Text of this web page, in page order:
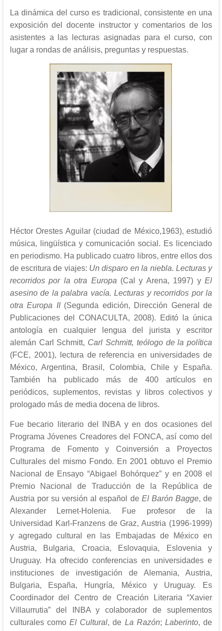
La dinámica del curso es tradicional, consistente en una
exposición del docente instructor y comentarios de los
asistentes a las lecturas asignadas para el curso, con
lugar a rondas de análisis, preguntas y respuestas.
Héctor Orestes Aguilar (ciudad de México,1963), estudió
música, lingüística y comunicación social. Es licenciado
en periodismo. Ha publicado cuatro libros, entre ellos dos
de escritura de viajes: Un disparo en la niebla. Lecturas y
recorridos por la otra Europa (Cal y Arena, 1997) yEl
asesino de la palabra vacía. Lecturas y recorridos por la
otra Europa II(Segunda edición, Dirección General de
Publicaciones del CONACULTA, 2008). Editó la única
antología en cualquier lengua del jurista y escritor
alemán Carl Schmitt, Carl Schmitt, teólogo de la política
(FCE, 2001), lectura de referencia en universidades de
México, Argentina, Brasil, Colombia, Chile y España.
También ha publicado más de 400 artículos en
periódicos, suplementos, revistas y libros colectivos y
prologado más de media docena de libros.
Fue becario literario del INBA y en dos ocasiones del
Programa Jóvenes Creadores del FONCA, así como del
Programa de Fomento y Coinversión a Proyectos
Culturales del mismo Fondo. En 2001 obtuvo el Premio
Nacional de Ensayo “Abigael Bohórquez” y en 2008 el
Premio Nacional de Traducción de la República de
Austria por su versión al español de El Barón Bagge, de
Alexander Lernet-Holenia. Fue profesor de la
Universidad Karl-Franzens de Graz, Austria (1996-1999)
y agregado cultural en las Embajadas de México en
Austria, Bulgaria, Croacia, Eslovaquia, Eslovenia y
Uruguay. Ha ofrecido conferencias en universidades e
instituciones de investigación de Alemania, Austria,
Bulgaria, España, Hungría, México y Uruguay. Es
Coordinador del Centro de Creación Literaria “Xavier
Villaurrutia” del INBA y colaborador de suplementos
culturales comoEl Cultural, de La Razón;Laberinto, de